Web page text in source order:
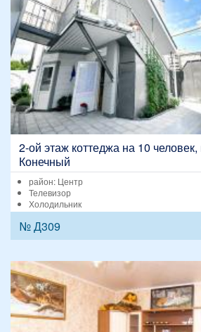
2-ой этаж коттеджа на 10
Конечный
район: Центр
Телевизор
Холодильник
№ Д309